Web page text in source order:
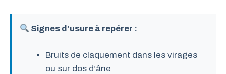
Signes d’usure à repérer :
Bruits de claquement dans les virages
ou sur dos d’âne